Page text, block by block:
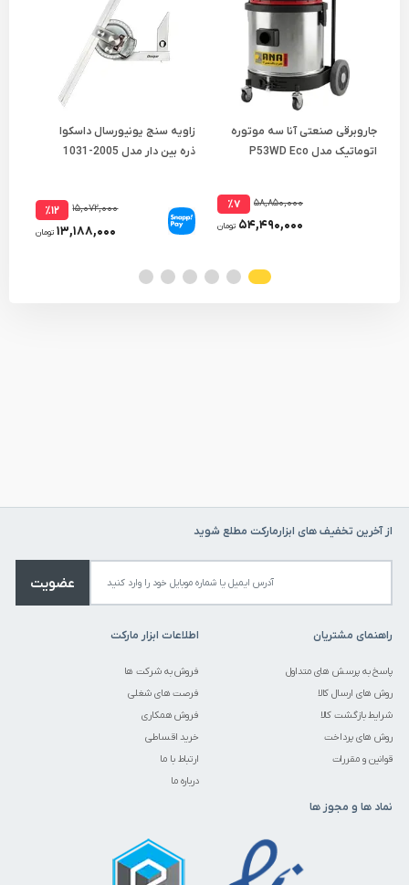
جاروبرقی صنعتی آنا سه موتوره
اتوماتیک مدل P53WD Eco
۵۸,۸۵۰,۰۰۰ ٪۷
۵۴,۴۹۰,۰۰۰ تومان
زاویه سنج یونیورسال داسکوا
ذره بین دار مدل 2005-1031
۱۵,۰۷۲,۰۰۰ ٪۱۲
۱۳,۱۸۸,۰۰۰ تومان
از آخرین تخفیف های ابزارمارکت مطلع شوید
عضویت
راهنمای مشتریان
پاسخ به پرسش های متداول
روش های ارسال کالا
شرایط بازگشت کالا
روش های پرداخت
قوانین و مقررات
اطلاعات ابزار مارکت
فروش به شرکت ها
فرصت های شغلی
فروش همکاری
خرید اقساطی
ارتباط با ما
درباره ما
نماد ها و مجوز ها